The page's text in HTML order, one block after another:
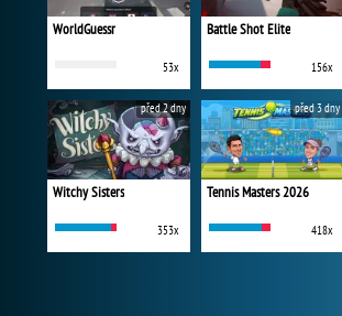
WorldGuessr
53x
Battle Shot Elite
156x
Witchy Sisters
353x
před 2 dny
Tennis Masters 2026
418x
před 3 dny